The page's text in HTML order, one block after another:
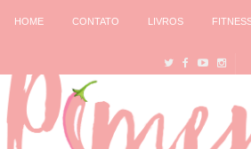
HOME CONTATO LIVROS